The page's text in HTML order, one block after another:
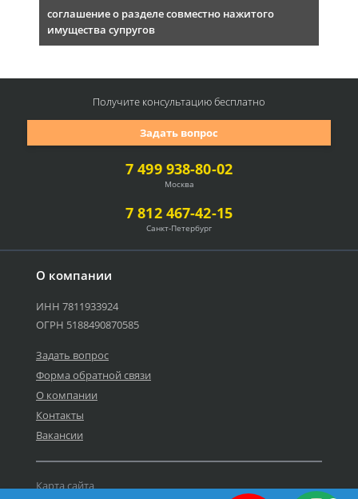
соглашение о разделе совместно нажитого
имущества супругов
О компании
ИНН 7811933924
ОГРН 5188490870585
Задать вопрос
Форма обратной связи
О компании
Контакты
Вакансии
Карта сайта
7 499 938-80-02
Москва
7 812 467-42-15
Санкт-Петербург
Задать вопрос
Получите консультациюбесплатно